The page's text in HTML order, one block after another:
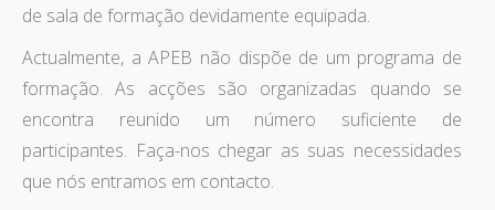
de sala de formação devidamente equipada.
Actualmente, a APEB não dispõe de um programa de
formação. As acções são organizadas quando se
encontra reunido um número suficiente de
participantes. Faça-nos chegar as suas necessidades
que nós entramos em contacto.